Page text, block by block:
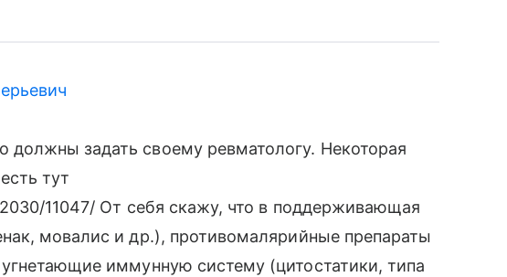
должны задать своему ревматологу. Некоторая
тут
11047/ От себя скажу, что в поддерживающая
мовалис и др.), противомалярийные препараты
иммунную систему (цитостатики, типа